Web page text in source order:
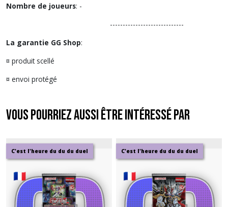
Nombre de joueurs: -
-----------------------------
La garantie GG Shop:
¤ produit scellé
¤ envoi protégé
Vous pourriez aussi être intéressé par
C'est l'heure du du du duel C'est l'heure du du du duel